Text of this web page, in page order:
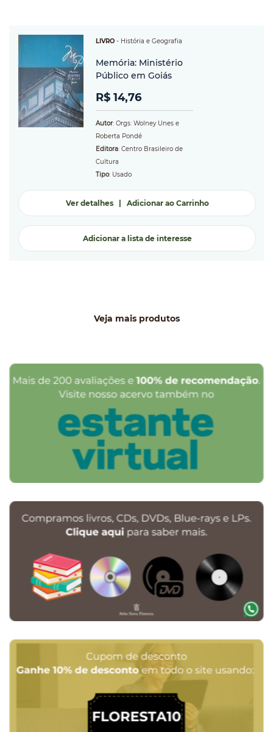
LIVRO - História e Geografia
Memória: Ministério
Público em Goiás
R$ 14,76
Autor: Orgs: Wolney Unes e
Roberta Pondé
Editora: Centro Brasileiro de
Cultura
Tipo: Usado
Ver detalhes| Adicionar ao Carrinho
Adicionar a lista de interesse
Veja mais produtos